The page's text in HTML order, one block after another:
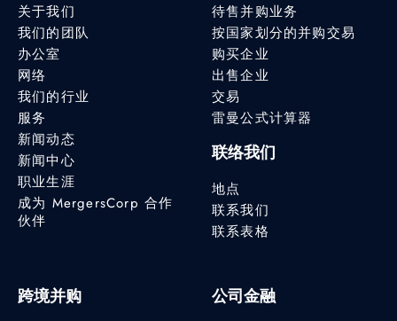
关于我们
我们的团队
办公室
网络
我们的行业
服务
新闻动态
新闻中心
职业生涯
成为 MergersCorp 合作
伙伴
待售并购业务
按国家划分的并购交易
购买企业
出售企业
交易
雷曼公式计算器
联络我们
地点
联系我们
联系表格
跨境并购 公司金融